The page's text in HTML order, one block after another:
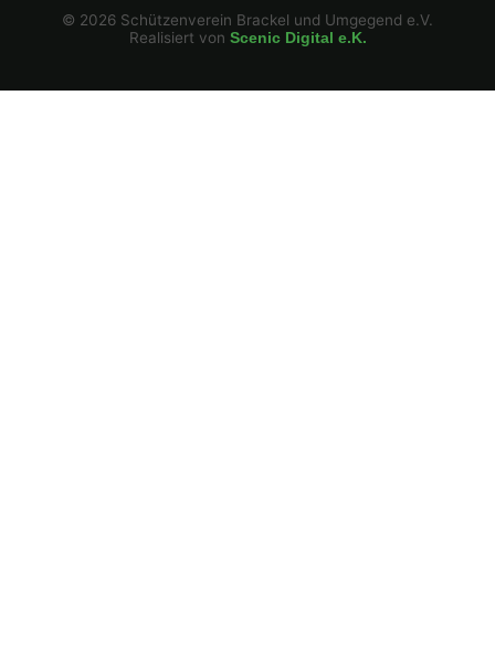
© 2026 Schützenverein Brackel und Umgegend e.V.
Realisiert von Scenic Digital e.K.